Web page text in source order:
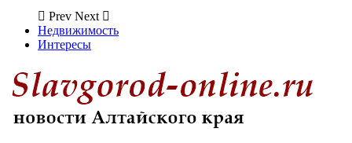
Prev Next
Недвижимость
Интересы